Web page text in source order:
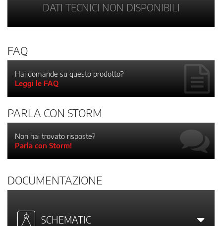
DATI TECNICI NON DISPONIBILI
FAQ
Hai domande su questo prodotto?
Leggi le FAQ
PARLA CON STORM
Non hai trovato risposte?
Parla con Storm!
DOCUMENTAZIONE
SCHEMATIC